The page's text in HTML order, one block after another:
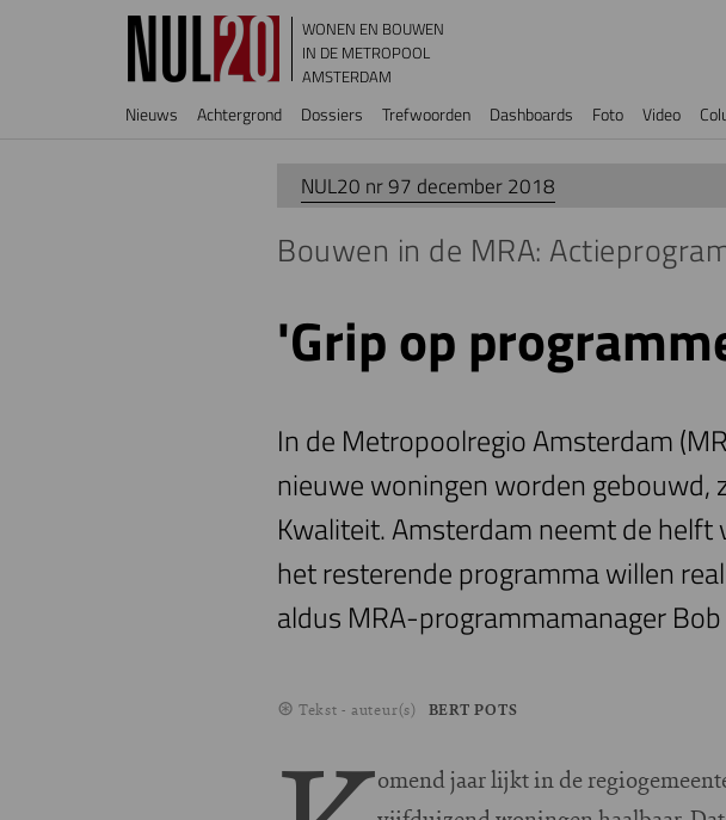
Overslaan en naar de inhoud gaan
WONEN EN BOUWEN
IN DE METROPOOL
AMSTERDAM
Hoofdnavigatie
Nieuws Achtergrond Dossiers Trefwoorden Dashboards Foto Video
NUL20 nr 97 december 2018
Bouwen in de MRA:
'Grip op
In de Metropoolregio Amsterdam
nieuwe woningen worden gebouwd,
Kwaliteit. Amsterdam neemt de helft
het resterende programma willen
aldus MRA-programmamanager
Tekst - auteur(s) BERT POTS
omend jaar lijkt in de